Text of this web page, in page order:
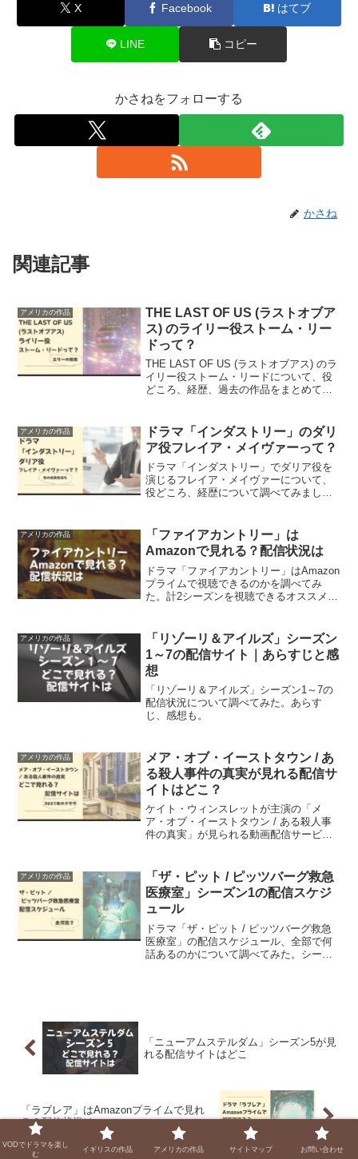
X Facebook はてブ
LINE コピー
かさねをフォローする
かさね
関連記事
アメリカの作品
THE LAST OF US (ラストオブア
ス) のライリー役ストーム・リー
ドって？
THE LAST OF US (ラストオブアス) のラ
イリー役ストーム・リードについて、役
どころ、経歴、過去の作品をまとめてみ
アメリカの作品
ドラマ「インダストリー」のダリ
ア役フレイア・メイヴァーって？
ドラマ「インダストリー」でダリア役を
演じるフレイア・メイヴァーについて、
役どころ、経歴について調べてみまし
いることが分かりました。
アメリカの作品
「ファイアカントリー」は
Amazonで見れる？配信状況は
ドラマ「ファイアカントリー」はAmazon
プライムで視聴できるのかを調べてみ
た。計2シーズンを視聴できるオススメの
アメリカの作品
「リゾーリ＆アイルズ」シーズン
1～7の配信サイト｜あらすじと感
想
「リゾーリ＆アイルズ」シーズン1～7の
配信状況について調べてみた。あらす
じ、感想も。
アメリカの作品
メア・オブ・イーストタウン / あ
る殺人事件の真実が見れる配信サ
イトはどこ？
ケイト・ウィンスレットが主演の「メ
ア・オブ・イーストタウン / ある殺人事
件の真実」が見られる動画配信サービ
うところが見どころです。
アメリカの作品
「ザ・ピット / ピッツバーグ救急
医療室」シーズン1の配信スケジ
ュール
ドラマ「ザ・ピット / ピッツバーグ救急
医療室」の配信スケジュール、全部で何
話あるのかについて調べてみた。シーズ
「ニューアムステルダム」シーズン5が見
れる配信サイトはどこ
「ラブレア」はAmazonプライムで見れ
る？配信状況は
VODでドラマを楽し
む
イギリスの作品 アメリカの作品 サイトマップ お問い合わせ